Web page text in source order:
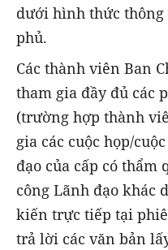
dưới hình thức thông
phủ.
Các thành viên Ban
tham gia đầy đủ các
(trường hợp thành
gia các cuộc họp/
đạo của cấp có thẩm
công Lãnh đạo khác
kiến trực tiếp tại
trả lời các văn bản